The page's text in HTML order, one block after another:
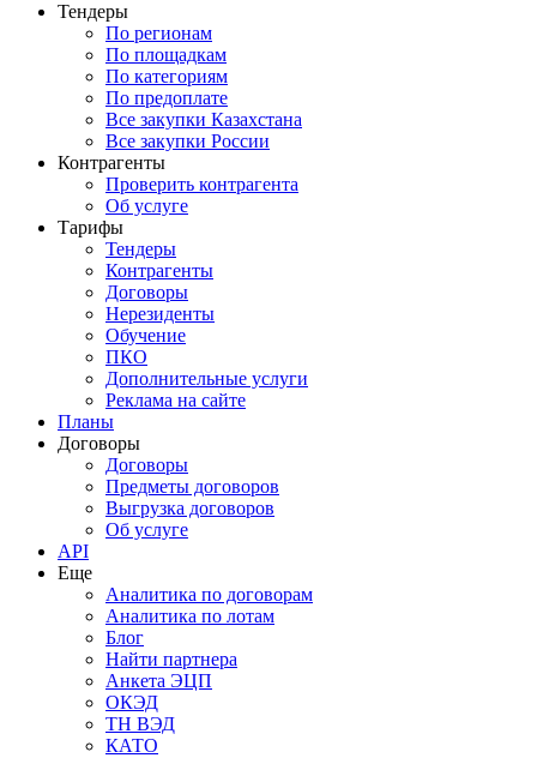
Тендеры
По регионам
По площадкам
По категориям
По предоплате
Все закупки Казахстана
Все закупки России
Контрагенты
Проверить контрагента
Об услуге
Тарифы
Тендеры
Контрагенты
Договоры
Нерезиденты
Обучение
ПКО
Дополнительные услуги
Реклама на сайте
Планы
Договоры
Договоры
Предметы договоров
Выгрузка договоров
Об услуге
API
Еще
Аналитика по договорам
Аналитика по лотам
Блог
Найти партнера
Анкета ЭЦП
ОКЭД
ТН ВЭД
КАТО